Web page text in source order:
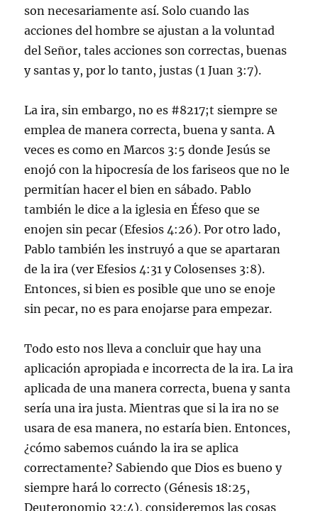
son necesariamente así. Solo cuando las
acciones del hombre se ajustan a la voluntad
del Señor, tales acciones son correctas, buenas
y santas y, por lo tanto, justas (1 Juan 3:7).
La ira, sin embargo, no es #8217;t siempre se
emplea de manera correcta, buena y santa. A
veces es como en Marcos 3:5 donde Jesús se
enojó con la hipocresía de los fariseos que no le
permitían hacer el bien en sábado. Pablo
también le dice a la iglesia en Éfeso que se
enojen sin pecar (Efesios 4:26). Por otro lado,
Pablo también les instruyó a que se apartaran
de la ira (ver Efesios 4:31 y Colosenses 3:8).
Entonces, si bien es posible que uno se enoje
sin pecar, no es para enojarse para empezar.
Todo esto nos lleva a concluir que hay una
aplicación apropiada e incorrecta de la ira. La ira
aplicada de una manera correcta, buena y santa
sería una ira justa. Mientras que si la ira no se
usara de esa manera, no estaría bien. Entonces,
¿cómo sabemos cuándo la ira se aplica
correctamente? Sabiendo que Dios es bueno y
siempre hará lo correcto (Génesis 18:25,
Deuteronomio 32:4), consideremos las cosas